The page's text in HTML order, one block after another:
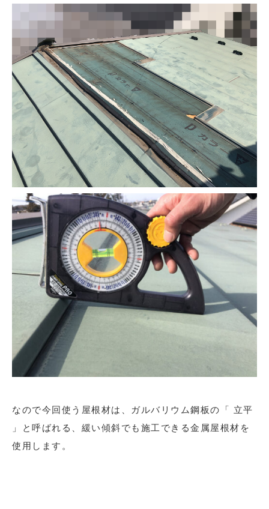
なので今回使う屋根材は、ガルバリウム鋼板の「 立平
」と呼ばれる、緩い傾斜でも施工できる金属屋根材を
使用します。